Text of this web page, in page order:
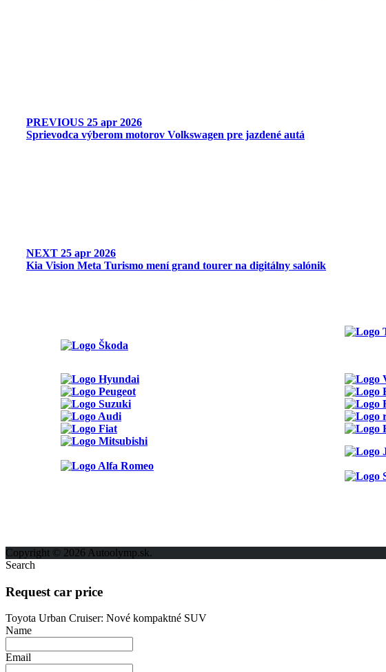
PREVIOUS 25 apr 2026
Sprievodca výberom motorov Volkswagen pre jazdené autá
NEXT 25 apr 2026
Kia Vision Meta Turismo mení grand tourer na digitálny salónik
Copyright © 2026 Autoolymp.sk.
Search
Request car price
Toyota Urban Cruiser: Nové kompaktné SUV
Name
Email